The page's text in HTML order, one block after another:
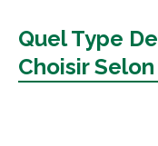
Quel Type
Choisir